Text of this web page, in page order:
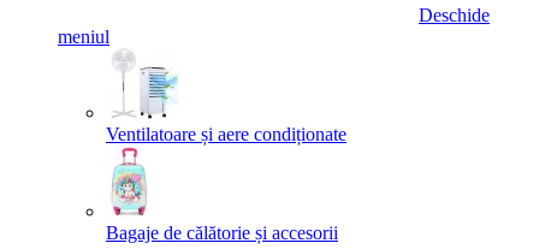
Deschide
meniul
Ventilatoare și aere condiționate
Bagaje de călătorie și accesorii